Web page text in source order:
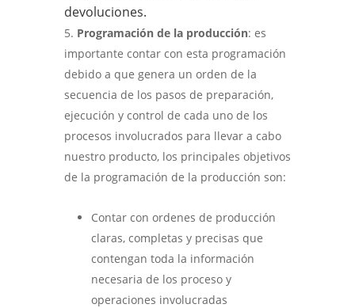
devoluciones.
Programación de la producción: es
importante contar con esta programación
debido a que genera un orden de la
secuencia de los pasos de preparación,
ejecución y control de cada uno de los
procesos involucrados para llevar a cabo
nuestro producto, los principales objetivos
de la programación de la producción son:
Contar con ordenes de producción
claras, completas y precisas que
contengan toda la información
necesaria de los proceso y
operaciones involucradas